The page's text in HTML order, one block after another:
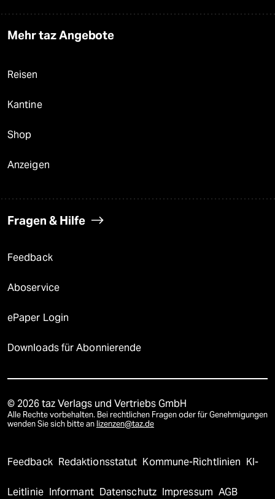
Mehr taz Angebote
Reisen
Kantine
Shop
Anzeigen
Fragen & Hilfe
Feedback
Aboservice
ePaper Login
Downloads für Abonnierende
© 2026 taz Verlags und Vertriebs GmbH
Alle Rechte vorbehalten. Bei rechtlichen Fragen oder für Genehmigungen
wenden Sie sich bitte an lizenzen@taz.de
Feedback Redaktionsstatut Kommune-Richtlinien KI-
Leitlinie Informant Datenschutz Impressum AGB